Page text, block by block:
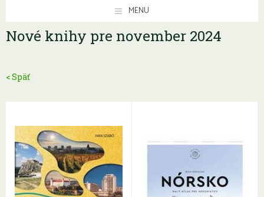
MENU
Nové knihy pre november 2024
< Späť